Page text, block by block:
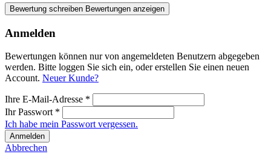
Bewertung schreiben Bewertungen anzeigen
Anmelden
Bewertungen können nur von angemeldeten Benutzern abgegeben
werden. Bitte loggen Sie sich ein, oder erstellen Sie einen neuen
Account. Neuer Kunde?
Ihre E-Mail-Adresse *
Ihr Passwort *
Ich habe mein Passwort vergessen.
Anmelden
Abbrechen